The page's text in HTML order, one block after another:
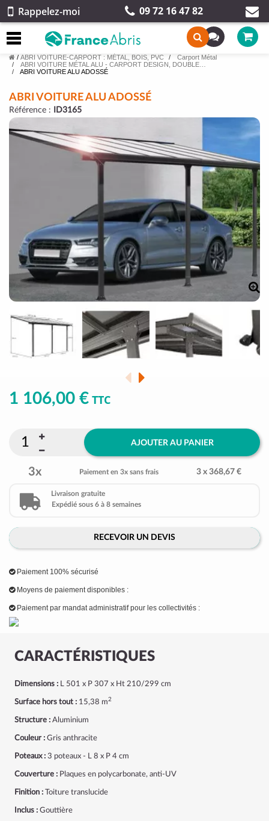
Rappelez-moi 09 72 16 47 82
/ ABRI VOITURE-CARPORT : MÉTAL, BOIS, PVC
Carport Métal
ABRI VOITURE MÉTAL ALU - CARPORT DESIGN, DOUBLE…
ABRI VOITURE ALU ADOSSÉ
ABRI VOITURE ALU ADOSSÉ
Référence : ID3165
CARACTÉRISTIQUES
Dimensions : L 501 x P 307 x Ht 210/299 cm
Surface hors tout : 15,38 m2
Structure : Aluminium
Couleur : Gris anthracite
Poteaux : 3 poteaux - L 8 x P 4 cm
Couverture : Plaques en polycarbonate, anti-UV
Finition : Toiture translucide
Inclus : Gouttière
1 106,00 € TTC
AJOUTER AU PANIER
3x Paiement en 3x sans frais 3 x 368,67 €
Livraison gratuite
Expédié sous 6 à 8 semaines
RECEVOIR UN DEVIS
Paiement 100% sécurisé
Moyens de paiement disponibles :
Paiement par mandat administratif pour les collectivités :